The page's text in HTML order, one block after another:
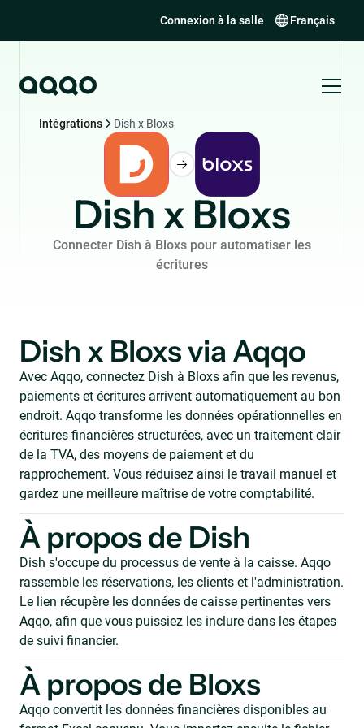
Connexion à la salle Français
Intégrations Dish x Bloxs
Dish x Bloxs
Connecter Dish à Bloxs pour automatiser les
écritures
Dish x Bloxs via Aqqo
Avec Aqqo, connectez Dish à Bloxs afin que les revenus,
paiements et écritures arrivent automatiquement au bon
endroit. Aqqo transforme les données opérationnelles en
écritures financières structurées, avec un traitement clair
de la TVA, des moyens de paiement et du
rapprochement. Vous réduisez ainsi le travail manuel et
gardez une meilleure maîtrise de votre comptabilité.
À propos de Dish
Dish s'occupe du processus de vente à la caisse. Aqqo
rassemble les réservations, les clients et l'administration.
Le lien récupère les données de caisse pertinentes vers
Aqqo, afin que vous puissiez les inclure dans les étapes
de suivi financier.
À propos de Bloxs
Aqqo convertit les données financières disponibles au